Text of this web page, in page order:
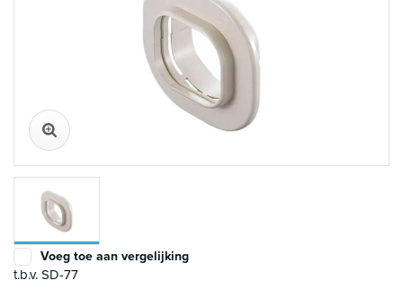
Voeg toe aan vergelijking
t.b.v. SD-77